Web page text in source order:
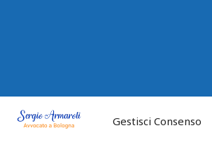
Gestisci Consenso